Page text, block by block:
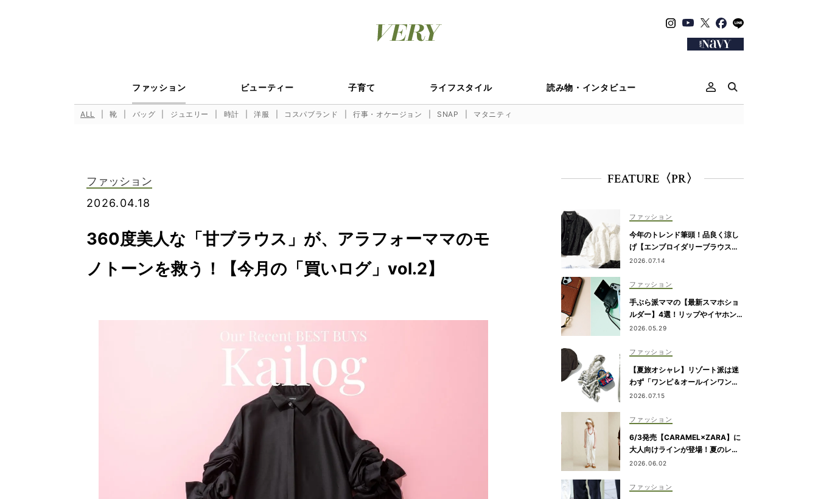
ファッション ビューティー 子育て ライフスタイル 読み物・インタビュー
ALL 靴 バッグ ジュエリー 時計 洋服 コスパブランド 行事・オケージョン SNAP マタニティ
ファッション
2026.04.18
360度美人な「甘ブラウス」が、アラフォーママのモ
ノトーンを救う！【今月の「買いログ」vol.2】
FEATURE〈PR〉
ファッション
今年のトレンド筆頭！品良く涼し
げ【エンブロイダリーブラウス】
が“ワーママの新定番”
2026.07.14
ファッション
手ぶら派ママの【最新スマホショ
ルダー】4選！リップやイヤホンが
入るタイプも
2026.05.29
ファッション
【夏旅オシャレ】リゾート派は迷
わず「ワンピ＆オールインワン」
を新調！
2026.07.15
ファッション
6/3発売【CARAMEL×ZARA】に
大人向けラインが登場！夏のレジ
ャー・旅行にもおすすめ
2026.06.02
ファッション